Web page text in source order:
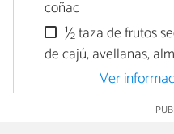
coñac
½ taza de frutos
de cajú, avellanas,
Ver